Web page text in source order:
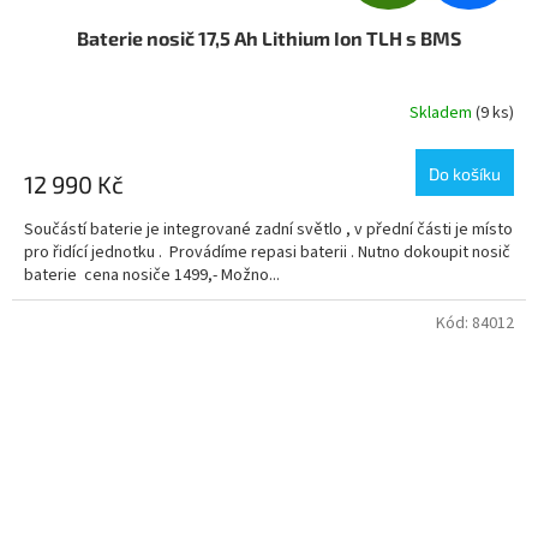
A
R
M
A
Baterie nosič 17,5 Ah Lithium Ion TLH s BMS
Skladem (9 ks)
12 990 Kč Do košíku
Součástí baterie je integrované zadní světlo , v přední části je místo
pro řidící jednotku . Provádíme repasi baterii . Nutno dokoupit nosič
baterie cena nosiče 1499,- Možno...
Kód: 84012